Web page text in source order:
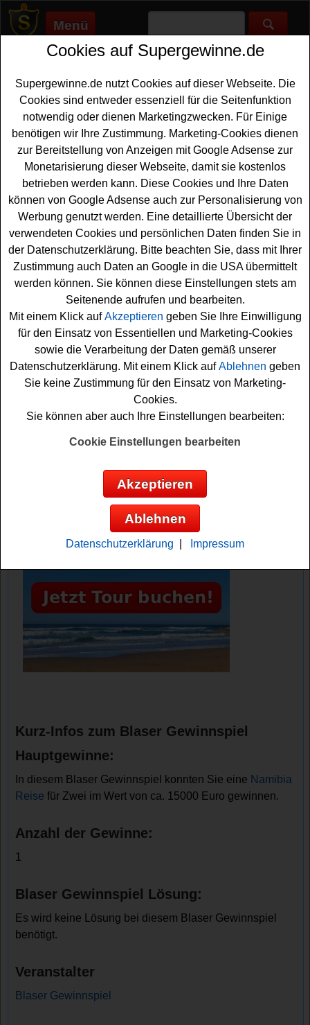
Menü
Supergewinne.de>Gewinnspiele>Reise Gewinnspiele>Blaser
Anzeige:
Anzeige:
Blaser Gewinnspiel - Namibia
Reise gewinnen
Wer gern eine einmaligeNamibia Reise gewinnen
möchte, sollte bei diesem kostenlosen Blaser
Gewinnspiel mitmachen. Blaser verlost eine Traumreise
nach Namibia für zwei Personen im Gesamtwert von ca.
150000 Euro. Mit etwas Glück können Sie diese tolle
Reise gewinnen . Falls Sie sich die tolle Gewinnchance
nicht entgehen lassen wollen, sollten Sie kurz das kleine
Formular ausfüllen und an dem Blaser Gewinnspiel
teilnehmen. Vielleicht haben Sie ja Glück und werden als
Gewinner ausgelost? Auf jeden Fall drücken wir schon
einmal fest die Daumen!
Blaser verlost eine Namibia Reise für
Zwei im Wert von ca. 15000 Euro
Kurz-Infos zum Blaser Gewinnspiel
Hauptgewinne:
In diesem Blaser Gewinnspiel konnten Sie eine Namibia
Reise für Zwei im Wert von ca. 15000 Euro gewinnen.
Anzahl der Gewinne:
1
Blaser Gewinnspiel Lösung:
Es wird keine Lösung bei diesem Blaser Gewinnspiel
benötigt.
Veranstalter
Blaser Gewinnspiel
Cookies auf Supergewinne.de
Supergewinne.de nutzt Cookies auf dieser Webseite. Die
Cookies sind entweder essenziell für die Seitenfunktion
notwendig oder dienen Marketingzwecken. Für Einige
benötigen wir Ihre Zustimmung. Marketing-Cookies dienen
zur Bereitstellung von Anzeigen mit Google Adsense zur
Monetarisierung dieser Webseite, damit sie kostenlos
betrieben werden kann. Diese Cookies und Ihre Daten
können von Google Adsense auch zur Personalisierung von
Werbung genutzt werden. Eine detaillierte Übersicht der
verwendeten Cookies und persönlichen Daten finden Sie in
der Datenschutzerklärung. Bitte beachten Sie, dass mit Ihrer
Zustimmung auch Daten an Google in die USA übermittelt
werden können. Sie können diese Einstellungen stets am
Seitenende aufrufen und bearbeiten.
Mit einem Klick aufAkzeptieren geben Sie Ihre Einwilligung
für den Einsatz von Essentiellen und Marketing-Cookies
sowie die Verarbeitung der Daten gemäß unserer
Datenschutzerklärung. Mit einem Klick aufAblehnen geben
Sie keine Zustimmung für den Einsatz von Marketing-
Cookies.
Sie können aber auch Ihre Einstellungen bearbeiten:
Cookie Einstellungen bearbeiten
Akzeptieren
Ablehnen
Datenschutzerklärung Impressum